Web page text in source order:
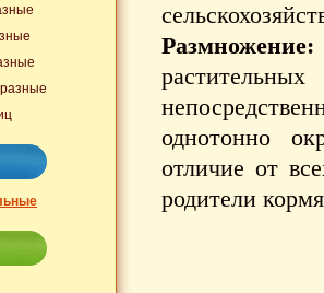
однотонно
отличие от
родители